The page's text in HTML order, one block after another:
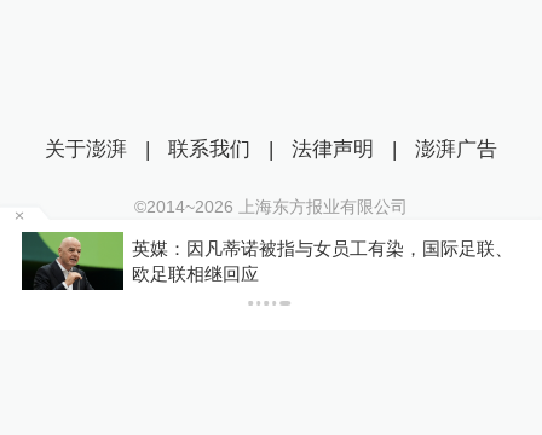
英媒：因凡蒂诺被指与女员工有染，国际足联、
欧足联相继回应
关于澎湃 | 联系我们 | 法律声明 | 澎湃广告
©2014~2026 上海东方报业有限公司
沪ICP证：沪B2-20170116 | 沪ICP备14003370号
互联网新闻信息服务许可证：31120170006
沪公网安备 31010602000299号